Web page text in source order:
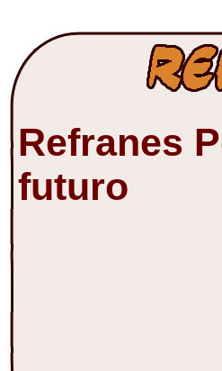
Refranes
futuro